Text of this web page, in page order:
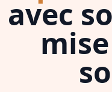
avec